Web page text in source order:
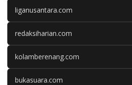
liganusantara.com
redaksiharian.com
kolamberenang.com
bukasuara.com